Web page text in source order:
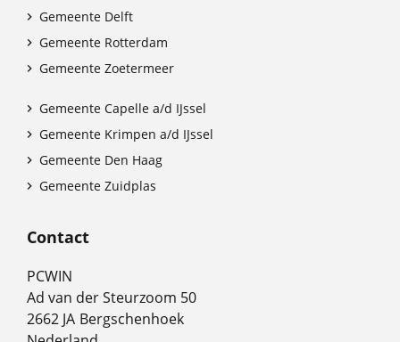
 Gemeente Delft
 Gemeente Rotterdam
 Gemeente Zoetermeer
 Gemeente Capelle a/d IJssel
 Gemeente Krimpen a/d IJssel
 Gemeente Den Haag
 Gemeente Zuidplas
Contact
PCWIN
Ad van der Steurzoom 50
2662 JA Bergschenhoek